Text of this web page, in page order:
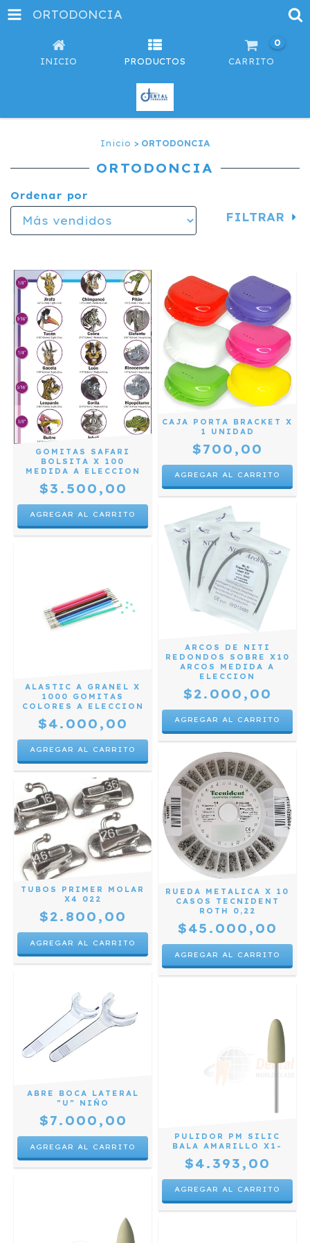
ORTODONCIA
INICIO PRODUCTOS CARRITO
0
Inicio > ORTODONCIA
ORTODONCIA
Ordenar por
FILTRAR
GOMITAS SAFARI
BOLSITA X 100
MEDIDA A ELECCION
$3.500,00
AGREGAR AL CARRITO
CAJA PORTA BRACKET X
1 UNIDAD
$700,00
ALASTIC A GRANEL X
1000 GOMITAS
COLORES A ELECCION
$4.000,00
AGREGAR AL CARRITO
ARCOS DE NITI
REDONDOS SOBRE X10
ARCOS MEDIDA A
ELECCION
$2.000,00
AGREGAR AL CARRITO
TUBOS PRIMER MOLAR
X4 022
$2.800,00
RUEDA METALICA X 10
CASOS TECNIDENT
ROTH 0,22
$45.000,00
ABRE BOCA LATERAL
"U" NIÑO
$7.000,00
PULIDOR PM SILIC
BALA AMARILLO X1-
$4.393,00